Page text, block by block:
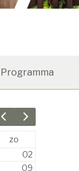
Programma
Previous month
Next month
zo
02
09